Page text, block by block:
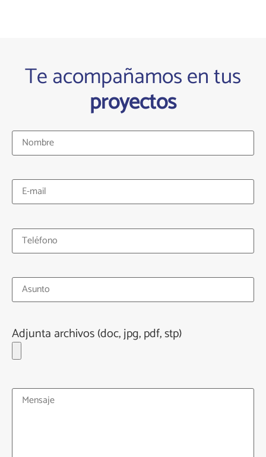
Te acompañamos en tus
proyectos
Adjunta archivos (doc, jpg, pdf, stp)